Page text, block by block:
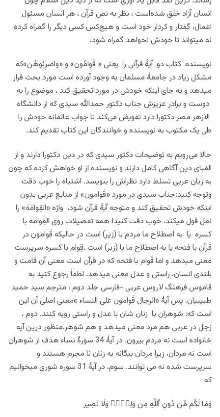
انسان آزاد خلق شده‌است ، نظر به نص قرآن ، هر انسان مسئول
اعمال، گفتار و کردار خود است و هیچ‌کس کسی دیگر را گمراه کرده
نه میتواند تا خودش نخواهد گمراه شود.
نویسنده کتاب دو آیۀ قرآنی را یعنی « قَوامُون» و «واضرِبُوهُن»که
مشکل زیاد در جامعۀ مسلمان به وجود آورده است مورد بحث قرار
میدهد و به جای اینکه خودش در مورد تحقیق کند ، موضوع را به
دوست و برادر عزیزش جناب دکتور حمدالله سیدی که از دانشگاه
الازهر مصر دکتورا دارد تفویض می‌کند تا جواب عالمانه خودش را
طی یک مکتوب به نویسنده و خوانندگان این کتاب تقدیم کند.
حالا می‌رویم به توضیحات دکتور سیدی که در دین دکتورا دارند و از
الفبای دین آگاهی کامل دارند و نویسنده از او خواهش کرده که چون
به زبان عربی تسلط دارد نظراش را بنویسد. اشتباه را خوب دقت
وتوجه کنید:جناب سیدی در مورد «قَوامون» از منابع عربی بدون
اینکه خودش تحقیق کند و متوجه آیۀ قرآن شود، واژه «القِوامَهَ» را
نقل قول میکند. خوب دقت کنید! همه تفصیلات روی القِوامه با
کسره یا به اصطلاح ما مردم با (زیر) است در حالیکه قَوامون در
قرآن با فتحه یا به اصطلاح ما با (زبر) است .قِوام با کسره سرپرست
معنی میدهد و اما قَوام با فتحه که در قرآن است معنی آن قامت و
بلندی انسان، راستی و عدل معنی میدهد. لطفاً رجوع کنید به
قاموس فرهنگ لاروس عربی -فارسی جلد دوم ، مترجم سید حمید
طبیبیان. پس آیۀ «الرجال قَوامون علی النساء »معنی اصلی آن این
است که: شوهران با زنان شان با عدل و راستی رویه کنند. دوم ،
رَجل در عربی هم مرد معنی میدهد و هم شوهر.منظور درین آیه
خانواده است نه مردم بیرون. در آیۀ 34 سورۀ نساء هدف از شوهران
است نه مردان، زیرا مردان بیگانه به زنان نا محرم هستند و
سرپرست شده نه می توانند. سوم، در آیۀ 31 سوره شوری میخوانیم
که
وَمَا لَكُم مِّن دُونِ ٱللَّهِ مِن وَلِىٍّ۬ وَلَا نَصِير